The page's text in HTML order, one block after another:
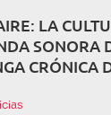
LA
SONORA
CRÓNICA